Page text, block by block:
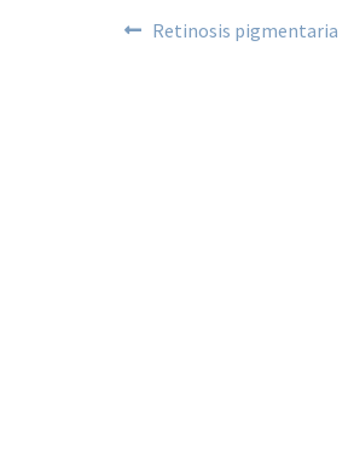
Retinosis pigmentaria